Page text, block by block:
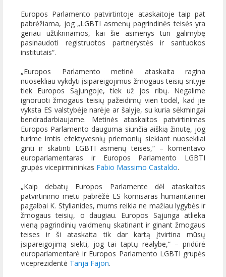
Europos Parlamento patvirtintoje ataskaitoje taip pat
pabrėžiama, jog „LGBTI asmenų pagrindinės teisės yra
geriau užtikrinamos, kai šie asmenys turi galimybę
pasinaudoti registruotos partnerystės ir santuokos
institutais“.
„Europos Parlamento metinė ataskaita ragina
nuosekliau vykdyti įsipareigojimus žmogaus teisių srityje
tiek Europos Sąjungoje, tiek už jos ribų. Negalime
ignoruoti žmogaus teisių pažeidimų vien todėl, kad jie
vyksta ES valstybėje narėje ar šalyje, su kuria sėkmingai
bendradarbiaujame. Metinės ataskaitos patvirtinimas
Europos Parlamento dauguma siunčia aiškią žinutę, jog
turime imtis efektyvesnių priemonių siekiant nuosekliai
ginti ir skatinti LGBTI asmenų teises,“ – komentavo
europarlamentaras ir Europos Parlamento LGBTI
grupės vicepirmininkas Fabio Massimo Castaldo.
„Kaip debatų Europos Parlamente dėl ataskaitos
patvirtinimo metu pabrėžė ES komisaras humanitarinei
pagalbai K. Stylianides, mums reikia ne mažiau lygybės ir
žmogaus teisių, o daugiau. Europos Sąjunga atlieka
vieną pagrindinių vaidmenų skatinant ir ginant žmogaus
teises ir ši ataskaita tik dar kartą įtvirtina mūsų
įsipareigojimą siekti, jog tai taptų realybe,“ – pridūrė
europarlamentarė ir Europos Parlamento LGBTI grupės
viceprezidentė Tanja Fajon.